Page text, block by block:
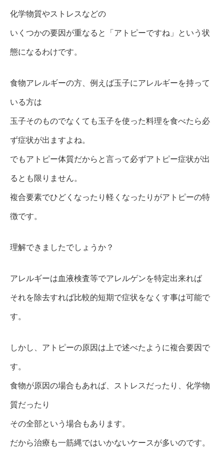
化学物質やストレスなどの
いくつかの要因が重なると「アトピーですね」という状
態になるわけです。
食物アレルギーの方、例えば玉子にアレルギーを持って
いる方は
玉子そのものでなくても玉子を使った料理を食べたら必
ず症状が出ますよね。
でもアトピー体質だからと言って必ずアトピー症状が出
るとも限りません。
複合要素でひどくなったり軽くなったりがアトピーの特
徴です。
理解できましたでしょうか？
アレルギーは血液検査等でアレルゲンを特定出来れば
それを除去すれば比較的短期で症状をなくす事は可能で
す。
しかし、アトピーの原因は上で述べたように複合要因で
す。
食物が原因の場合もあれば、ストレスだったり、化学物
質だったり
その全部という場合もあります。
だから治療も一筋縄ではいかないケースが多いのです。